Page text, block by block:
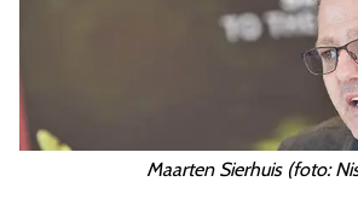
Maarten Sierhuis (foto: